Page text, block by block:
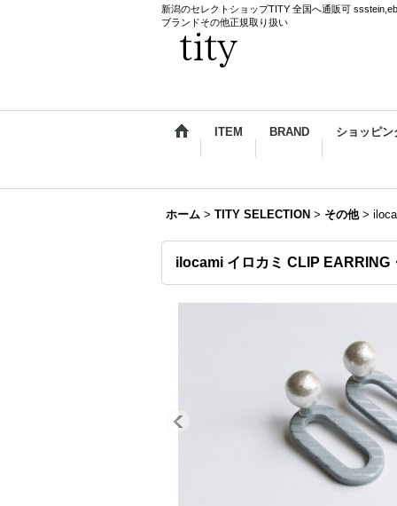
新潟のセレクトショップTITY 全国へ通販可
ブランドその他正規取り扱い
ITEM BRAND ショッピン
ホーム > TITY SELECTION > その他 >
ilocami イロカミ CLIP EARRING